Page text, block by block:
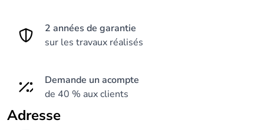
2 années de garantie
sur les travaux réalisés
Demande un acompte
de 40 % aux clients
Adresse